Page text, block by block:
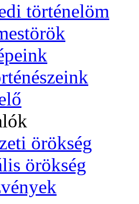
történelöm
örökség
örökség